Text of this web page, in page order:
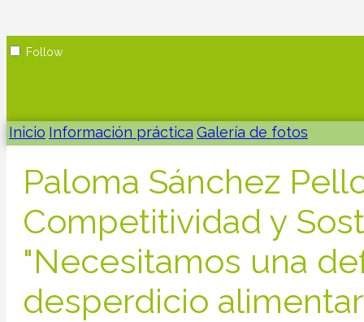
Follow
Inicio Información práctica Galería de fotos
Paloma Sánchez
Competitividad y
"Necesitamos una
desperdicio